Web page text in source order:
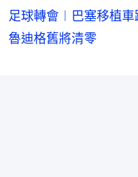
足球轉會︱巴塞移植
魯迪格舊將清零